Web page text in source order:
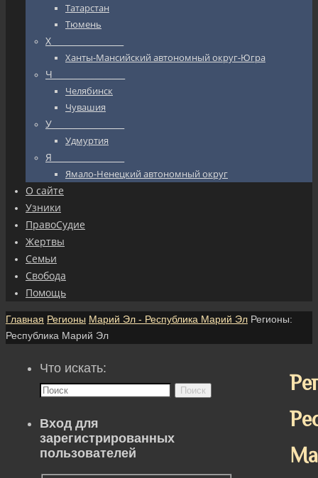
Татарстан
Тюмень
Х_________________
Ханты-Мансийский автономный округ-Югра
Ч_________________
Челябинск
Чувашия
У_________________
Удмуртия
Я_________________
Ямало-Ненецкий автономный округ
О сайте
Узники
ПравоСудие
Жертвы
Семьи
Свобода
Помощь
Главная Регионы Марий Эл - Республика Марий Эл Регионы:
Республика Марий Эл
Что искать:
Поиск
Вход для
зарегистрированных
пользователей